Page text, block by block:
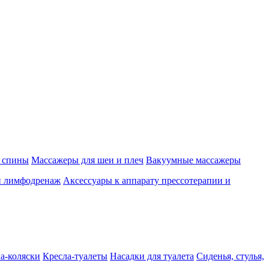
спины Массажеры для шеи и плеч Вакуумные массажеры
лимфодренаж Аксессуары к аппарату прессотерапии и
коляски Кресла-туалеты Насадки для туалета Сиденья, стулья,